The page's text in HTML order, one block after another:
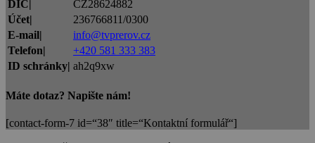
DIČ|
CZ28624882
Účet|
236766811/0300
E-mail|
info@tvprerov.cz
Telefon|
+420 581 333 383
ID schránky| ah2q9xw
Máte dotaz? Napište nám!
[contact-form-7 id=“38″ title=“Kontaktní formulář“]